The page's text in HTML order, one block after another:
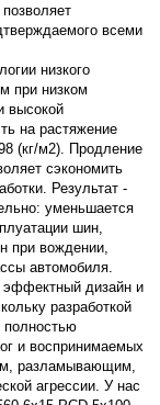
всеми
низкого
при низком
высокой
на растяжение
(кг/м2). Продление
сэкономить
Результат -
уменьшается
шин,
при вождении,
автомобиля.
эффектный дизайн и
разработкой
полностью
и воспринимаемых
разламывающим,
агрессии. У нас